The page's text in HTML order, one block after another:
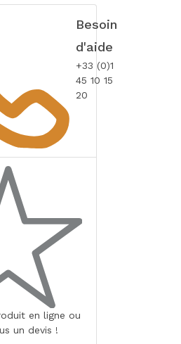
Besoin
d'aide
+33 (0)1
45 10 15
20
en ligne ou
un devis !